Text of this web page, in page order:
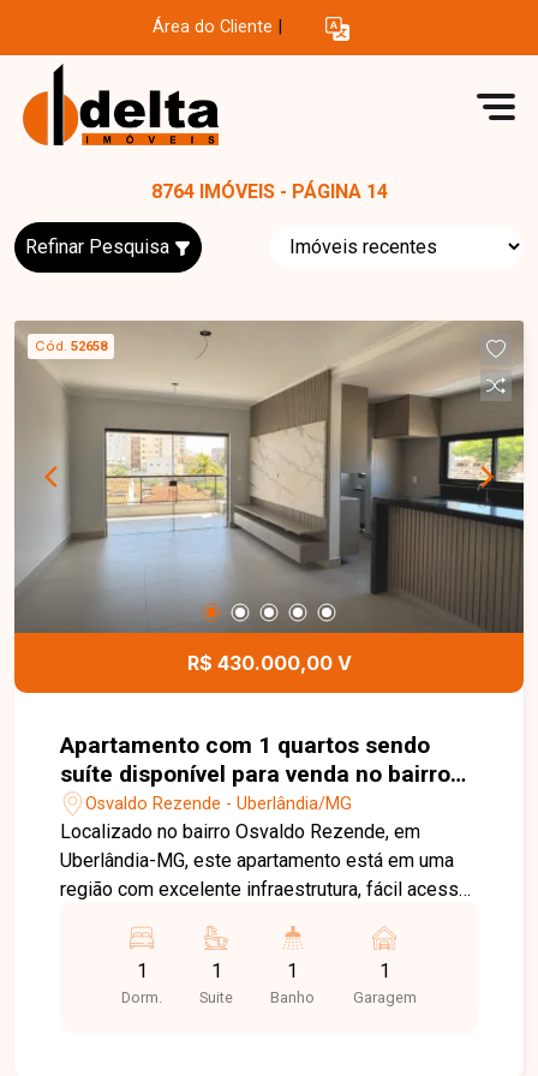
Área do Cliente
8764 IMÓVEIS - PÁGINA 14
Refinar Pesquisa
Cód. 52658
R$ 430.000,00 V
Apartamento com 1 quartos sendo
suíte disponível para venda no bairro
Osvaldo Rezende em Uberlândia-MG
Osvaldo Rezende - Uberlândia/MG
Localizado no bairro Osvaldo Rezende, em
Uberlândia-MG, este apartamento está em uma
região com excelente infraestrutura, fácil acesso
supermercados, escolas, farmácias, restaurantes
e diversos comércios e serviços, proporcionando
praticidade e qualidade de vida. O imóvel dispõe
1
Dorm.
1
Suite
1
Banho
1
Garagem